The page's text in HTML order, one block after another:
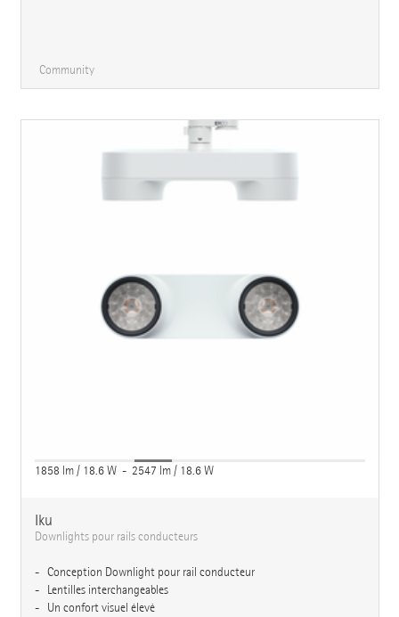
Community
1858 lm / 18.6 W - 2547 lm / 18.6 W
Iku
Downlights pour rails conducteurs
Conception Downlight pour rail conducteur
Lentilles interchangeables
Un confort visuel élevé